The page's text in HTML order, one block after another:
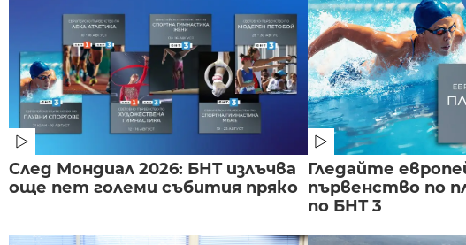
След Мондиал 2026: БНТ излъчва
още пет големи събития пряко
Гледайте
първенство по
по БНТ 3